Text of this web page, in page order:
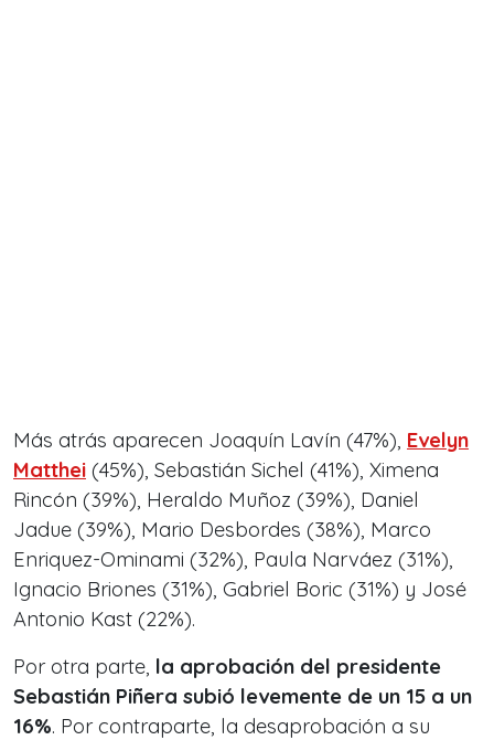
Más atrás aparecen Joaquín Lavín (47%), Evelyn
Matthei (45%), Sebastián Sichel (41%), Ximena
Rincón (39%), Heraldo Muñoz (39%), Daniel
Jadue (39%), Mario Desbordes (38%), Marco
Enriquez-Ominami (32%), Paula Narváez (31%),
Ignacio Briones (31%), Gabriel Boric (31%) y José
Antonio Kast (22%).
Por otra parte, la aprobación del presidente
Sebastián Piñera subió levemente de un 15 a un
16%. Por contraparte, la desaprobación a su